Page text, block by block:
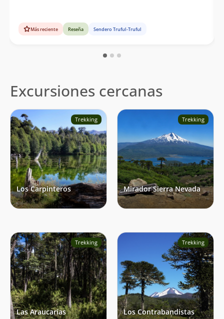
Más reciente Reseña Sendero Truful-Truful
Excursiones cercanas
Trekking
Los Carpinteros
Trekking
Mirador Sierra Nevada
Trekking
Las Araucarias
Trekking
Los Contrabandistas